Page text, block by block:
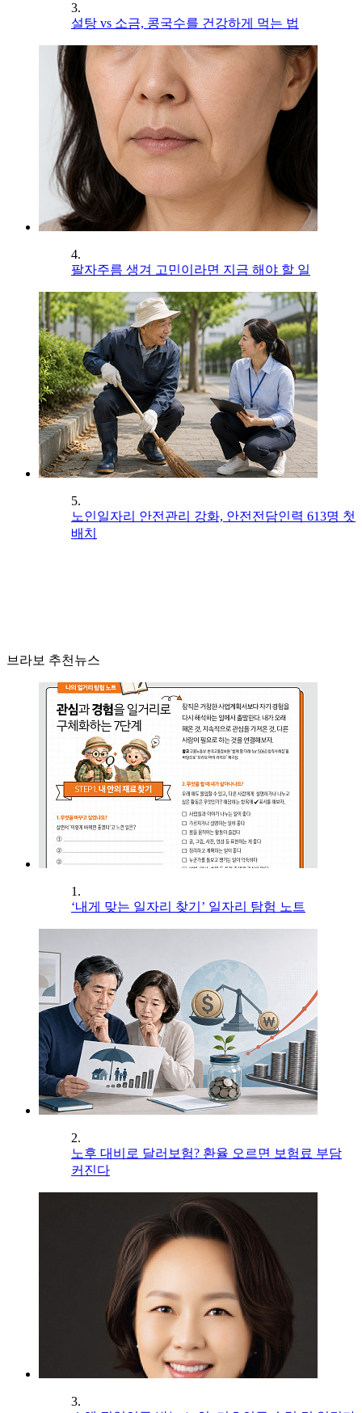
3.
설탕 vs 소금, 콩국수를 건강하게 먹는 법
4.
팔자주름 생겨 고민이라면 지금 해야 할 일
5.
노인일자리 안전관리 강화, 안전전담인력 613명 첫
배치
브라보 추천뉴스
1.
‘내게 맞는 일자리 찾기’ 일자리 탐험 노트
2.
노후 대비로 달러보험? 환율 오르면 보험료 부담
커진다
3.